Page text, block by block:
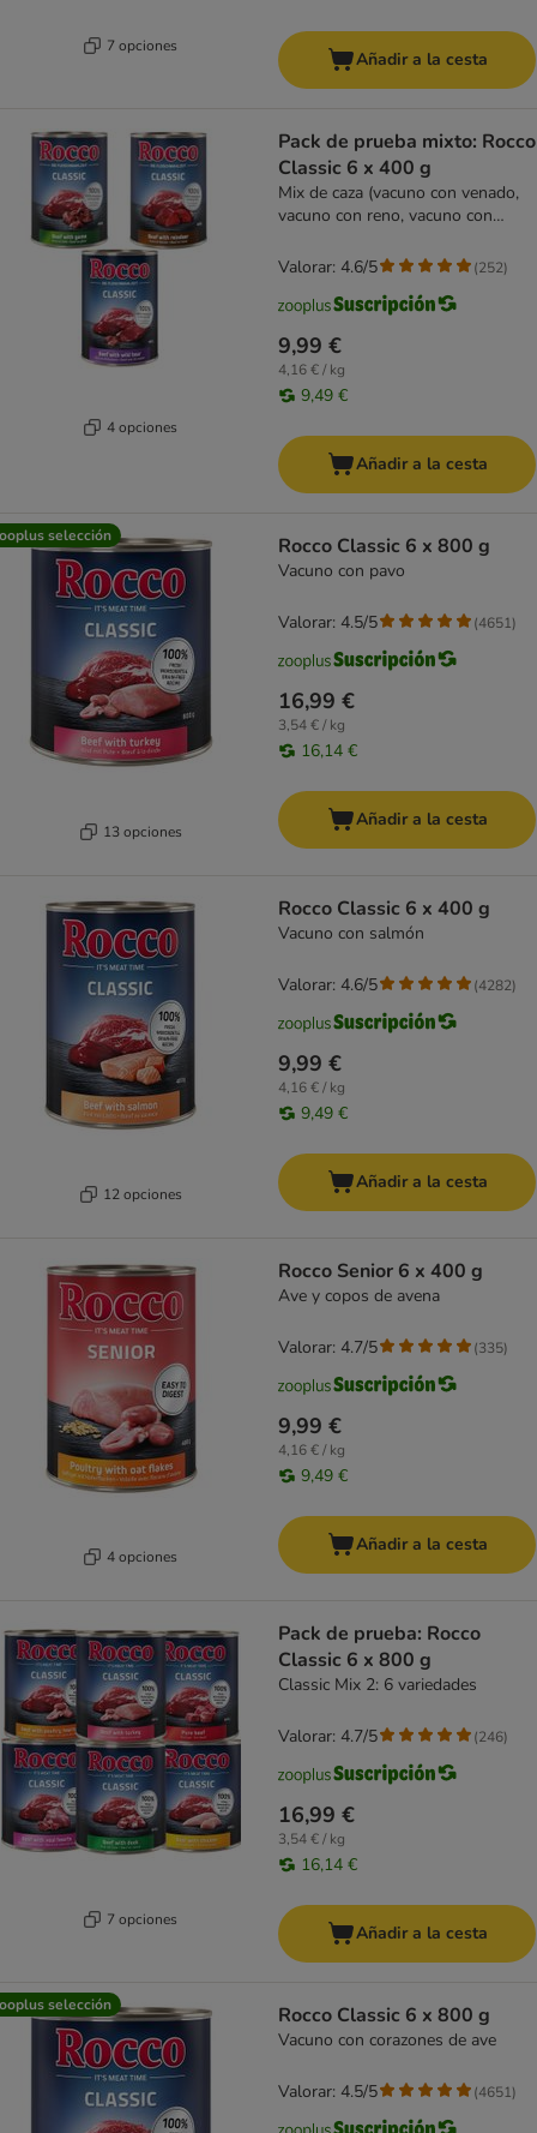
7 opciones
Añadir a la cesta
4 opciones
Pack de prueba mixto: Rocco
Classic 6 x 400 g
Mix de caza (vacuno con venado,
vacuno con reno, vacuno con
9,99 €
4,16 € / kg
9,49 €
Valorar: 4.6/5 (252)
Añadir a la cesta
selección
13 opciones
Rocco Classic 6 x 800 g
Vacuno con pavo
16,99 €
3,54 € / kg
16,14 €
Valorar: 4.5/5 (4651)
Añadir a la cesta
12 opciones
Rocco Classic 6 x 400 g
Vacuno con salmón
9,99 €
4,16 € / kg
9,49 €
Valorar: 4.6/5 (4282)
Añadir a la cesta
4 opciones
Rocco Senior 6 x 400 g
Ave y copos de avena
9,99 €
4,16 € / kg
9,49 €
Valorar: 4.7/5 (335)
Añadir a la cesta
7 opciones
Pack de prueba: Rocco
Classic 6 x 800 g
Classic Mix 2: 6 variedades
16,99 €
3,54 € / kg
16,14 €
Valorar: 4.7/5 (246)
Añadir a la cesta
selección Rocco Classic 6 x 800 g
Vacuno con corazones de ave
Valorar: 4.5/5 (4651)